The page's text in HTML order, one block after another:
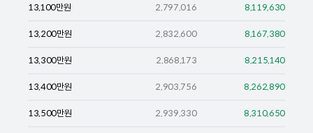
13,100만원 2,797,016 8,119,630
13,200만원 2,832,600 8,167,380
13,300만원 2,868,173 8,215,140
13,400만원 2,903,756 8,262,890
13,500만원 2,939,330 8,310,650